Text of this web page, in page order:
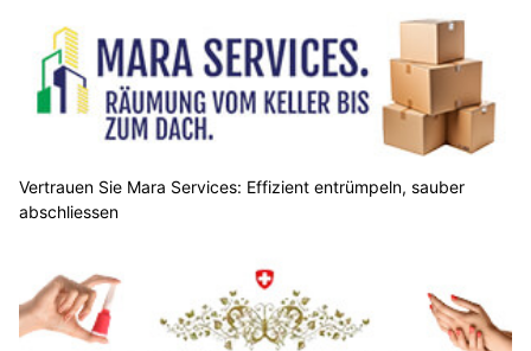
Vertrauen Sie Mara Services: Effizient entrümpeln, sauber
abschliessen